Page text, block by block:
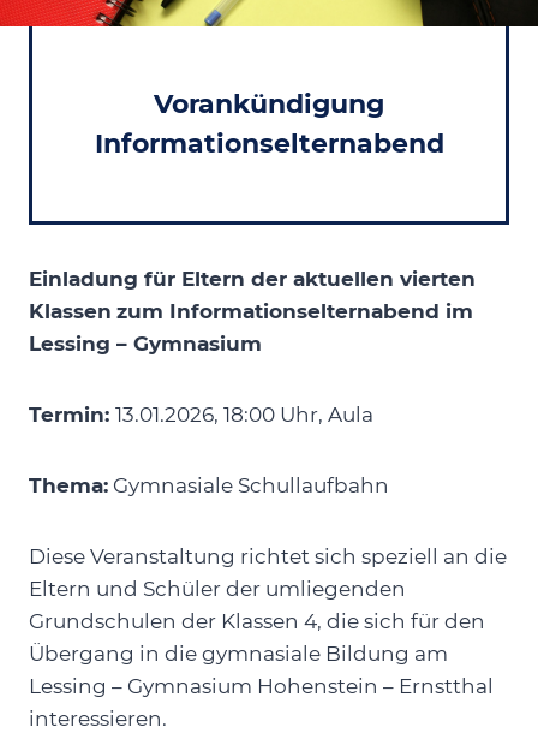
Vorankündigung
Informationselternabend
Einladung für Eltern der aktuellen vierten
Klassen zum Informationselternabend im
Lessing – Gymnasium
Termin: 13.01.2026, 18:00 Uhr, Aula
Thema: Gymnasiale Schullaufbahn
Diese Veranstaltung richtet sich speziell an die
Eltern und Schüler der umliegenden
Grundschulen der Klassen 4, die sich für den
Übergang in die gymnasiale Bildung am
Lessing – Gymnasium Hohenstein – Ernstthal
interessieren.